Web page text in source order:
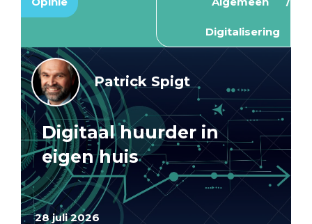
Digitalisering
28 juli 2026
Patrick Spigt
Digitaal huurder in
eigen huis